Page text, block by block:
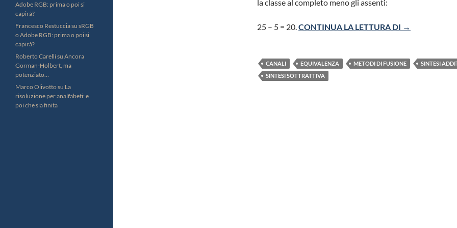
la classe al completo meno gli assenti:
25 – 5 = 20.CONTINUA LA LETTURA DI CHI C’È C’È,
→
CANALI EQUIVALENZA METODI DI FUSIONE
SINTESI
SINTESI SOTTRATTIVA
Adobe RGB: prima o poi si
capirà?
Francesco Restucciasu sRGB
o Adobe RGB: prima o poi si
capirà?
Roberto Carellisu Ancora
Gorman-Holbert, ma
potenziato…
Marco Olivottosu La
risoluzione per analfabeti: e
poi che sia finita